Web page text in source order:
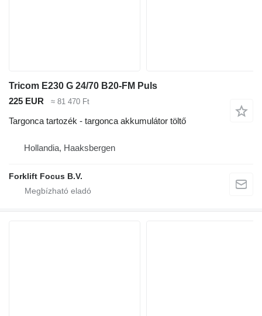
Tricom E230 G 24/70 B20-FM Puls
225 EUR
≈ 81 470 Ft
Targonca tartozék - targonca akkumulátor töltő
Hollandia, Haaksbergen
Forklift Focus B.V.